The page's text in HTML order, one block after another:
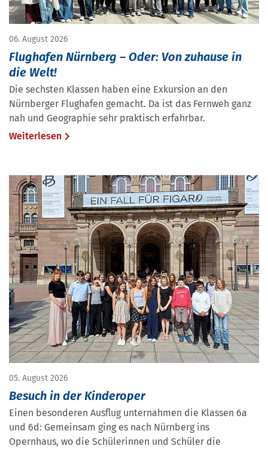
06. August 2026
Flughafen Nürnberg – Oder: Von zuhause in
die Welt!
Die sechsten Klassen haben eine Exkursion an den
Nürnberger Flughafen gemacht. Da ist das Fernweh ganz
nah und Geographie sehr praktisch erfahrbar.
Weiterlesen
05. August 2026
Besuch in der Kinderoper
Einen besonderen Ausflug unternahmen die Klassen 6a
und 6d: Gemeinsam ging es nach Nürnberg ins
Opernhaus, wo die Schülerinnen und Schüler die